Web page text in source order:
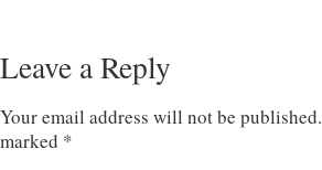
Leave a Reply
Your email address will not be published.
marked *